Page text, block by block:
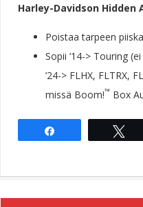
Harley-Davidson Hidden
Poistaa tarpeen
Sopii ’14-> Touring (ei
’24-> FLHX, FLTRX,
missä Boom!™ Box